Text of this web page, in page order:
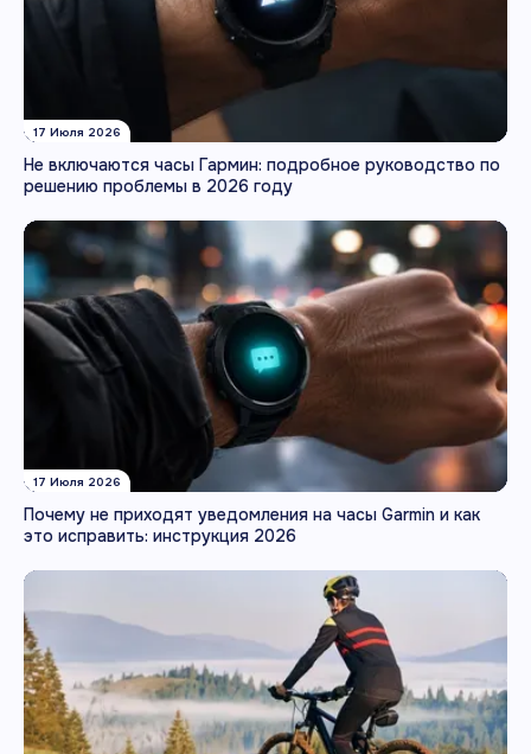
17 Июля 2026
Не включаются часы Гармин: подробное руководство по
решению проблемы в 2026 году
17 Июля 2026
Почему не приходят уведомления на часы Garmin и как
это исправить: инструкция 2026